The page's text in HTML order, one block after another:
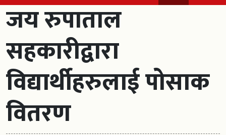
जय रुपाताल
सहकारीद्वारा
विद्यार्थीहरुलाई पोसाक
वितरण